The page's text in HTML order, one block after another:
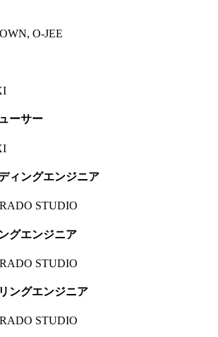
O-JEE
ーサー
ィングエンジニア
STUDIO
グエンジニア
STUDIO
ングエンジニア
STUDIO